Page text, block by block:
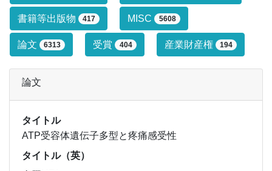
書籍等出版物 417 MISC 5608
論文 6313 受賞 404 産業財産権 194
論文
タイトル
ATP受容体遺伝子多型と疼痛感受性
タイトル（英）